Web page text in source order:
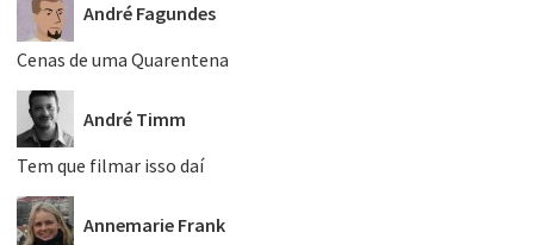
André Fagundes
Cenas de uma Quarentena
André Timm
Tem que filmar isso daí
Annemarie Frank